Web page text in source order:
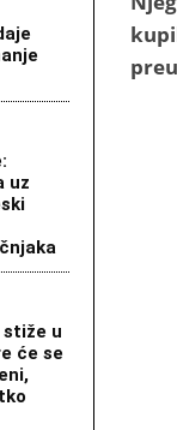
uz
u
će se